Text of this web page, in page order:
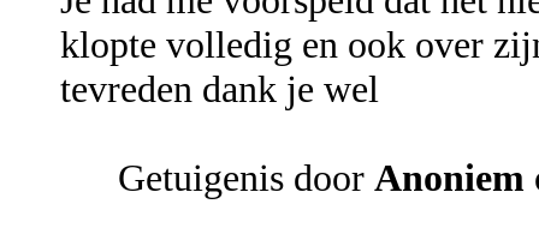
klopte volledig en ook over
tevreden dank je wel
Getuigenis door Anoniem